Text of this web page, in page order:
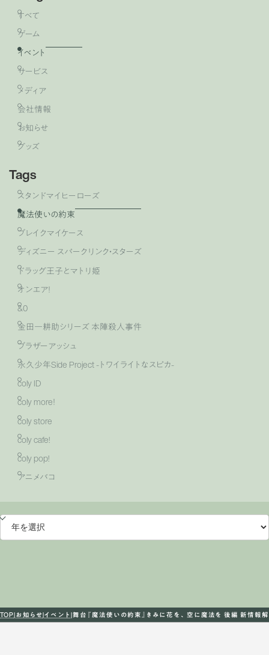
TOP お知らせイベント 舞台『魔法使いの約束』きみに花を、空に魔法を 後編 新情報解
すべて
ゲーム
イベント
サービス
メディア
会社情報
お知らせ
グッズ
Tags
スタンドマイヒーローズ
魔法使いの約束
ブレイクマイケース
ディズニー スパークリンク・スターズ
ドラッグ王子とマトリ姫
オンエア！
&0
金田一耕助シリーズ 本陣殺人事件
ブラザーアッシュ
永久少年Side Project -トワイライトなスピカ-
coly ID
coly more！
coly store
coly cafe!
coly pop!
アニメバコ